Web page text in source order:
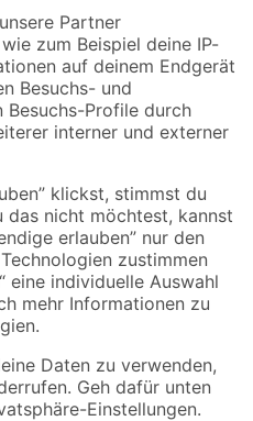
Versandarten
Die dargestellten Angebote sind unter
angegebenen Verfügbarkeiten beziehen